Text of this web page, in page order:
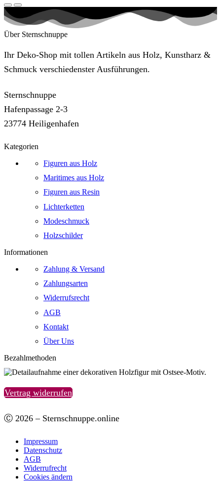
Über Sternschnuppe
Ihr Deko-Shop mit tollen Artikeln aus Holz, Kunstharz &
Schmuck verschiedenster Ausführungen.
Sternschnuppe
Hafenpassage 2-3
23774 Heiligenhafen
Kategorien
Figuren aus Holz
Maritimes aus Holz
Figuren aus Resin
Lichterketten
Modeschmuck
Holzschilder
Informationen
Zahlung & Versand
Zahlungsarten
Widerrufsrecht
AGB
Kontakt
Über Uns
Bezahlmethoden
Vertrag widerrufen
Ⓒ 2026 – Sternschnuppe.online
Impressum
Datenschutz
AGB
Widerrufrecht
Cookies ändern